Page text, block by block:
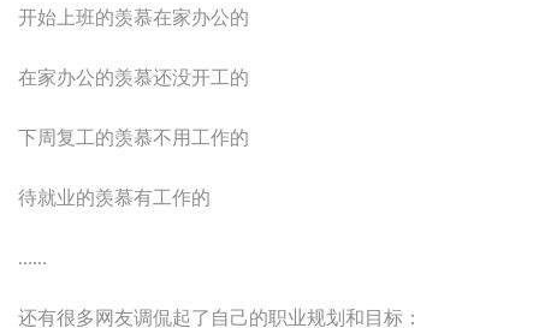
开始上班的羡慕在家办公的
在家办公的羡慕还没开工的
下周复工的羡慕不用工作的
待就业的羡慕有工作的
……
还有很多网友调侃起了自己的职业规划和目标：